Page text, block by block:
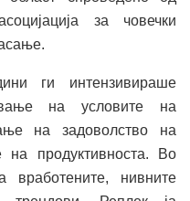
за човечки
ги интензивираше
на условите на
на задоволство на
на продуктивноста. Во
вработените, нивните